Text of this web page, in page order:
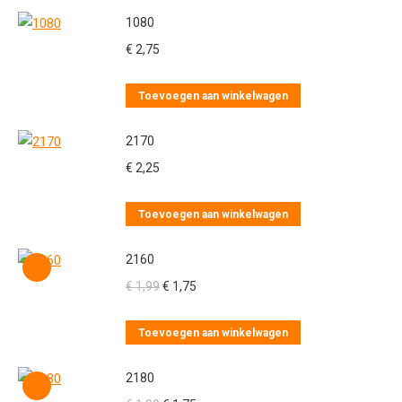
1080
€ 2,75
Toevoegen aan winkelwagen
2170
€ 2,25
Toevoegen aan winkelwagen
2160
€1,99Oorspronkelijke
was:
€ 1,75
is:
Toevoegen aan winkelwagen
2180